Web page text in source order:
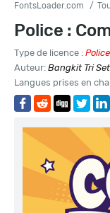
FontsLoader.com
Police :
Type de licence :
Auteur: Bangkit Tri
Langues prises en